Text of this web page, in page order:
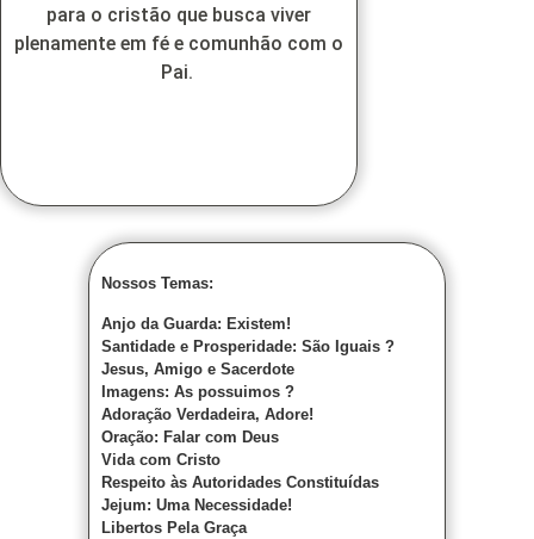
para o cristão que busca viver
plenamente em fé e comunhão com o
Pai.
Nossos Temas:
Anjo da Guarda: Existem!
Santidade e Prosperidade: São Iguais ?
Jesus, Amigo e Sacerdote
Imagens: As possuimos ?
Adoração Verdadeira, Adore!
Oração: Falar com Deus
Vida com Cristo
Respeito às Autoridades Constituídas
Jejum: Uma Necessidade!
Libertos Pela Graça